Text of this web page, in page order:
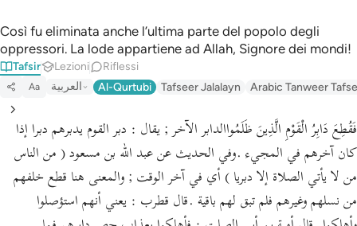
Così fu eliminata anche l’ultima parte del popolo degli
oppressori. La lode appartiene ad Allah, Signore dei mondi!
Tafsir Lezioni Riflessi
Aa العربية Al-Qurtubi Tafseer Jalalayn Arabic Tanweer
فَقُطِعَ دَابِرُ الْقَوْمِ الَّذِينَ ظَلَمُواالدابر الآخر ; يقال : دبر القوم يدبرهم دبرا إذا
كان آخرهم في المجيء .وفي الحديث عن عبد الله بن مسعود ( من الناس
من لا يأتي الصلاة إلا دبريا ) أي في آخر الوقت ; والمعنى هنا قطع خلفهم
من نسلهم وغيرهم فلم تبق لهم باقية .قال قطرب : يعني أنهم استؤصلوا